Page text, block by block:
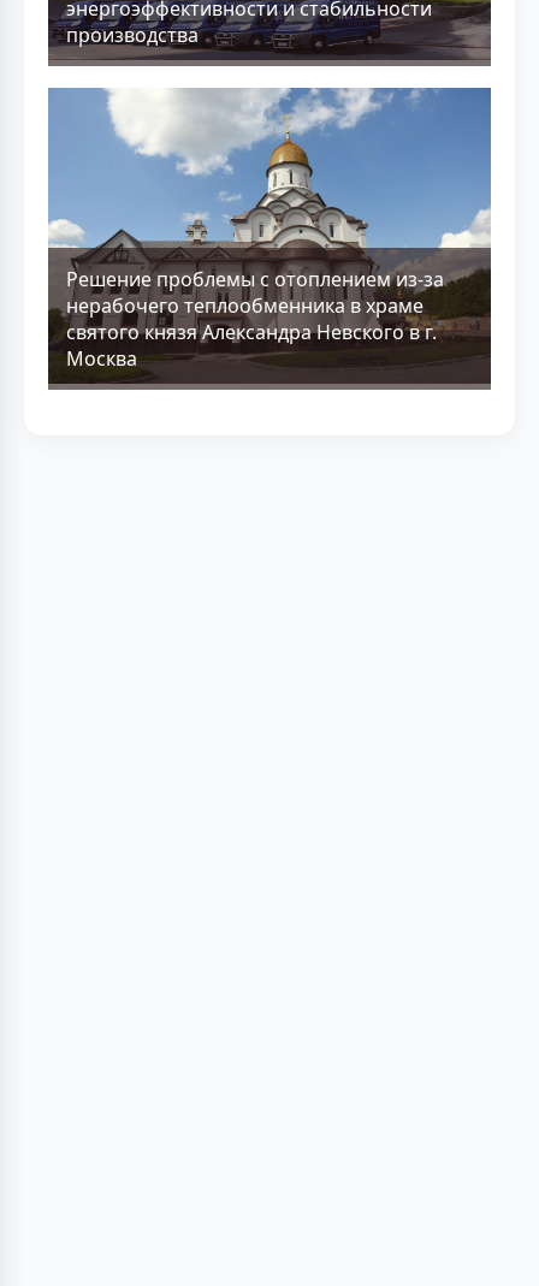
энергоэффективности и стабильности
производства
Решение проблемы с отоплением из-за
нерабочего теплообменника в храме
святого князя Александра Невского в г.
Москва